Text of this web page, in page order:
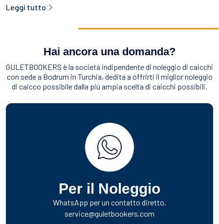
Leggi tutto
Hai ancora una domanda?
GULETBOOKERS è la società indipendente di noleggio di caicchi
con sede a Bodrum in Turchia, dedita a offrirti il miglior noleggio
di caicco possibile dalla più ampia scelta di caicchi possibili.
Per il Noleggio
WhatsApp per un contatto diretto.
service@guletbookers.com